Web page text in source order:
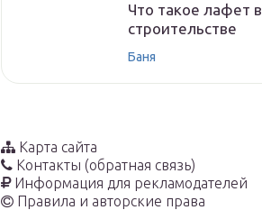
Что такое лафет в
строительстве
Баня
Карта сайта
Контакты (обратная связь)
Информация для рекламодателей
Правила и авторские права